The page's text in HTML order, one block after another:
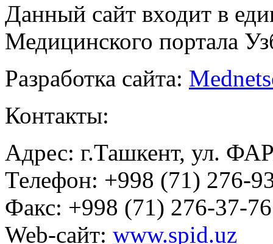
Данный сайт входит в
Медицинского портала
Разработка сайта:
Контакты:
Адрес: г.Ташкент, ул.
Телефон: +998 (71) 276-
Факс: +998 (71) 276-37-76
Web-сайт: www.spid.uz